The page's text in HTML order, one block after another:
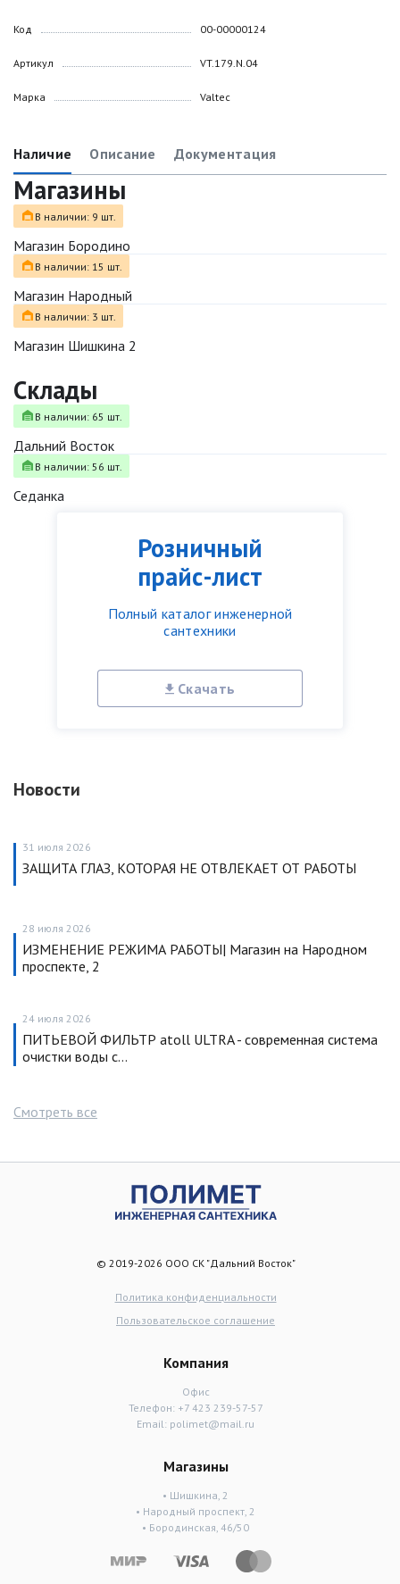
Розничный
прайс-лист
Полный каталог инженерной
сантехники
Скачать
Новости
31 июля 2026
ЗАЩИТА ГЛАЗ, КОТОРАЯ НЕ ОТВЛЕКАЕТ ОТ РАБОТЫ
28 июля 2026
ИЗМЕНЕНИЕ РЕЖИМА РАБОТЫ| Магазин на Народном
проспекте, 2
24 июля 2026
ПИТЬЕВОЙ ФИЛЬТР atoll ULTRA - современная система
очистки воды с…
Смотреть все
Код
Артикул
Марка
00-00000124
VT.179.N.04
Valtec
Наличие Описание Документация
Магазины
В наличии: 9 шт.
Магазин Бородино
В наличии: 15 шт.
Магазин Народный
В наличии: 3 шт.
Магазин Шишкина 2
Склады
В наличии: 65 шт.
Дальний Восток
В наличии: 56 шт.
Седанка
© 2019-2026 ООО СК "Дальний Восток"
Политика конфиденциальности
Пользовательское соглашение
Компания
Офис
Телефон: +7 423 239-57-57
Email: polimet@mail.ru
Магазины
• Шишкина, 2
• Народный проспект, 2
• Бородинская, 46/50